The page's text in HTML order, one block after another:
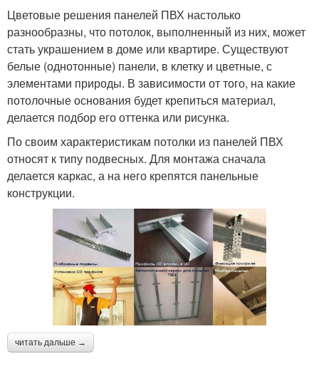
Цветовые решения панелей ПВХ настолько
разнообразны, что потолок, выполненный из них, может
стать украшением в доме или квартире. Существуют
белые (однотонные) панели, в клетку и цветные, с
элементами природы. В зависимости от того, на какие
потолочные основания будет крепиться материал,
делается подбор его оттенка или рисунка.
По своим характеристикам потолки из панелей ПВХ
относят к типу подвесных. Для монтажа сначала
делается каркас, а на него крепятся панельные
конструкции.
читать дальше →